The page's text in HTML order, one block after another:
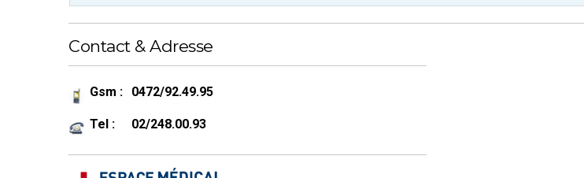
Contact & Adresse
Gsm : 0472/92.49.95
Tel : 02/248.00.93